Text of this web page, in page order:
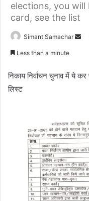
elections, you
card, see the list
Simant Samachar
d
m
a
i
l
Less than a minute
निकाय निर्वाचन चुनाव में ये
लिस्ट